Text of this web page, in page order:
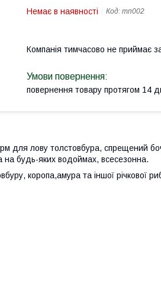
Немає в наявності Код: тп002
Компанія тимчасово не приймає
повернення товару протягом 14
для лову толстовбура, спрещений
будь-яких водоймах, всесезонна.
коропа,амура та іншої річкової